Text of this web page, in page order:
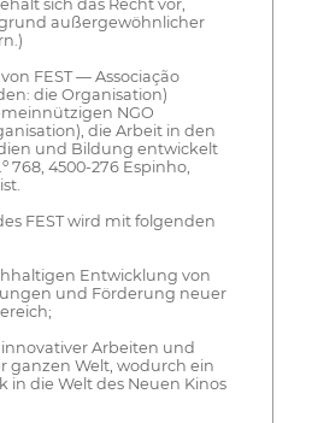
sich das Recht vor,
außergewöhnlicher
FEST — Associação
die Organisation)
NGO
die Arbeit in den
und Bildung entwickelt
768, 4500-276 Espinho,
FEST wird mit folgenden
Entwicklung von
und Förderung neuer
Arbeiten und
ganzen Welt, wodurch ein
in die Welt des Neuen Kinos